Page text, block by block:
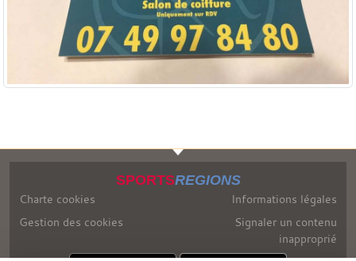
SPORTSREGIONS
Charte cookies
Gestion des cookies
Informations légales
Signaler un contenu
inapproprié